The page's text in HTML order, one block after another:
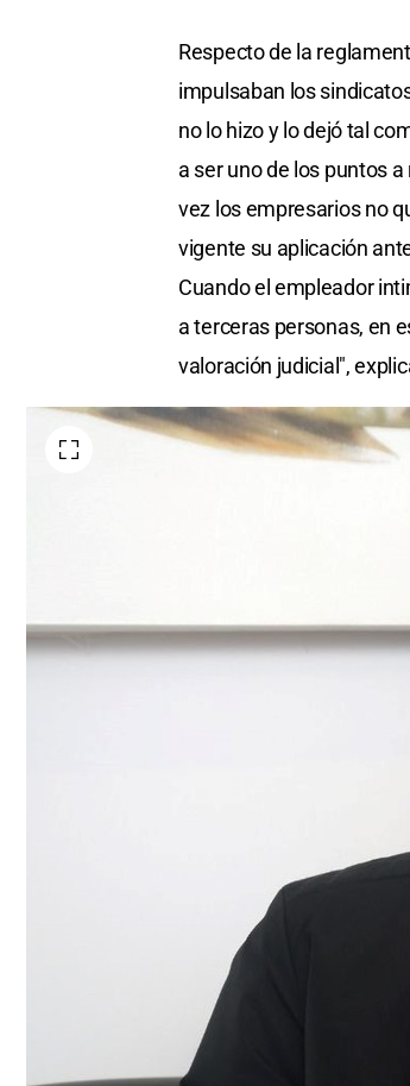
Respecto de la
impulsaban los
no lo hizo y lo dejó tal
a ser uno de los puntos
vez los empresarios no
vigente su aplicación
Cuando el empleador
a terceras personas, en
valoración judicial",